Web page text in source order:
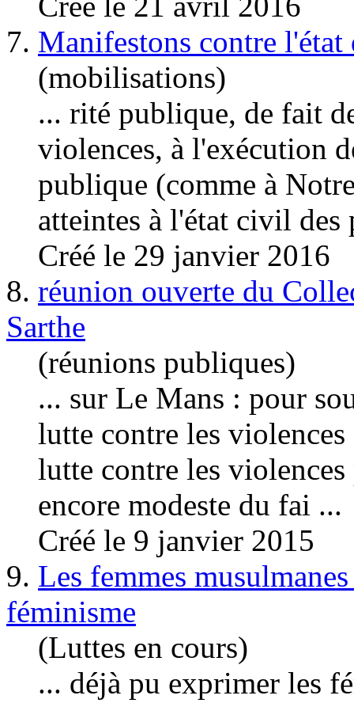
7. Manifestons contre
(mobilisations)
... rité publique, de fait
violences, à l'exécution
publique (comme à
atteintes à l'état civil des
Créé le 29 janvier 2016
8. réunion ouverte du
Sarthe
(réunions publiques)
... sur Le Mans : pour
lutte contre les violences
lutte contre les
encore modeste du fai ...
Créé le 9 janvier 2015
9. Les femmes
féminisme
(Luttes en cours)
... déjà pu exprimer les